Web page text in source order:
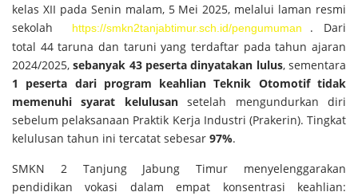
kelas XII pada Senin malam, 5 Mei 2025, melalui laman resmi
sekolah
https://smkn2tanjabtimur.sch.id/pengumuman
. Dari
total 44 taruna dan taruni yang terdaftar pada tahun ajaran
2024/2025,sebanyak 43 peserta dinyatakan lulus, sementara
1 peserta dari program keahlian Teknik Otomotif tidak
memenuhi syarat kelulusansetelah mengundurkan diri
sebelum pelaksanaan Praktik Kerja Industri (Prakerin). Tingkat
kelulusan tahun ini tercatat sebesar 97%.
SMKN 2 Tanjung Jabung Timur menyelenggarakan
pendidikan vokasi dalam empat konsentrasi keahlian: